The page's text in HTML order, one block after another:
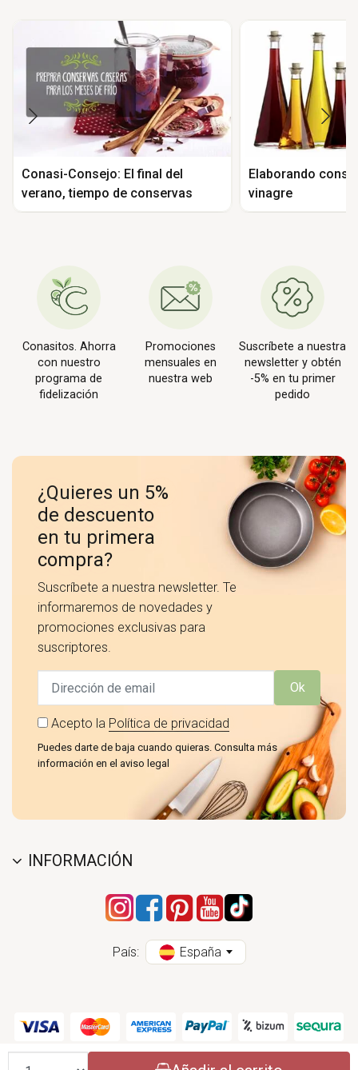
Conasi-Consejo: El final del
verano, tiempo de conservas
Elaborando
vinagre
Conasitos. Ahorra
con nuestro
programa de
fidelización
Promociones
mensuales en
nuestra web
Suscríbete a nuestra
newsletter y obtén
-5% en tu primer
pedido
¿Quieres un 5%
de descuento
en tu primera
compra?
Suscríbete a nuestra newsletter. Te
informaremos de novedades y
promociones exclusivas para
suscriptores.
Ok
Acepto la Política de privacidad
Puedes darte de baja cuando quieras. Consulta más
información en el aviso legal
INFORMACIÓN
País: España